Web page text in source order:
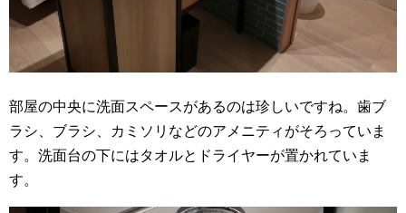
部屋の中央に洗面スペースがあるのは珍しいですね。 歯ブ
ラシ、ブラシ、カミソリなどのアメニティがそろっていま
す。洗面台の下にはタオルとドライヤーが置かれていま
す。